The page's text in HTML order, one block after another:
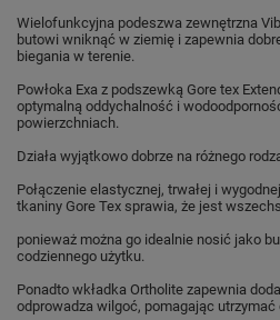
Wielofunkcyjna podeszwa zewnętrzna
butowi wniknąć w ziemię i zapewnia
biegania w terenie.
Powłoka Exa z podszewką Gore tex
optymalną oddychalność i
powierzchniach.
Działa wyjątkowo dobrze na różnego
Połączenie elastycznej, trwałej i
tkaniny Gore Tex sprawia, że jest
ponieważ można go idealnie nosić jako
codziennego użytku.
Ponadto wkładka Ortholite zapewnia
odprowadza wilgoć, pomagając utrzymać